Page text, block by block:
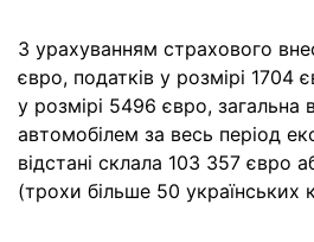
З урахуванням страхового
євро, податків у розмірі 1704
у розмірі 5496 євро, загальна
автомобілем за весь період
відстані склала 103 357 євро
(трохи більше 50 українських